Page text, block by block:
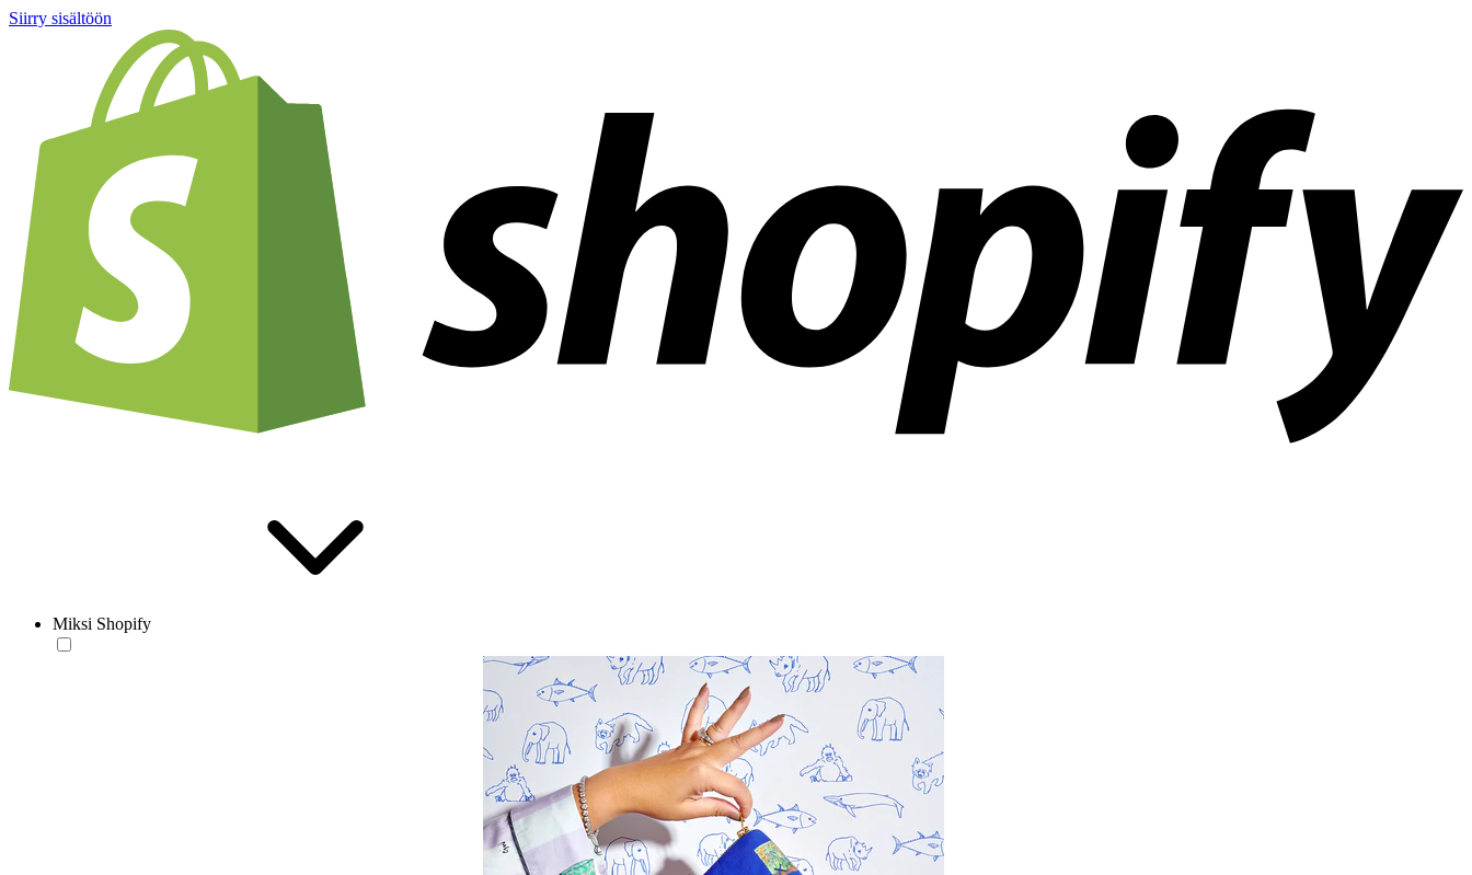
Siirry sisältöön
Miksi Shopify